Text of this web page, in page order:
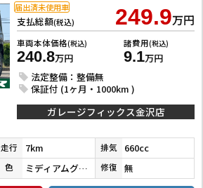
支払総額(税込) 249.9万円
車両本体価格(税込)
240.8万円
諸費用(税込)
9.1万円
法定整備：整備無
保証付 (1ヶ月・1000km )
届出済未使用車
ガレージフィックス金沢店
走行 7km 排気 660cc
色 ミディアムグレー 修復 無